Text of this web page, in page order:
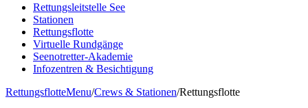
Rettungsleitstelle See
Stationen
Rettungsflotte
Virtuelle Rundgänge
Seenotretter-Akademie
Infozentren & Besichtigung
RettungsflotteMenu/Crews & Stationen/Rettungsflotte